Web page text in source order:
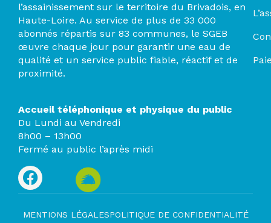
l’assainissement sur le territoire du Brivadois, en
Haute-Loire. Au service de plus de 33 000
abonnés répartis sur 83 communes, le SGEB
œuvre chaque jour pour garantir une eau de
qualité et un service public fiable, réactif et de
proximité.
Accueil téléphonique et physique du public
Du Lundi au Vendredi
8h00 – 13h00
Fermé au public l’après midi
MENTIONS LÉGALESPOLITIQUE DE CONFIDENTIALITÉ